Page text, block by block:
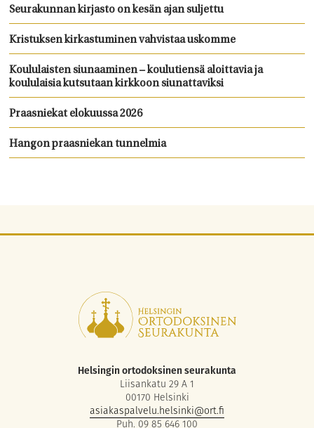
Seurakunnan kirjasto on kesän ajan suljettu
Kristuksen kirkastuminen vahvistaa uskomme
Koululaisten siunaaminen – koulutiensä aloittavia ja
koululaisia kutsutaan kirkkoon siunattaviksi
Praasniekat elokuussa 2026
Hangon praasniekan tunnelmia
Helsingin ortodoksinen seurakunta
Liisankatu 29 A 1
00170 Helsinki
asiakaspalvelu.helsinki@ort.fi
Puh. 09 85 646 100